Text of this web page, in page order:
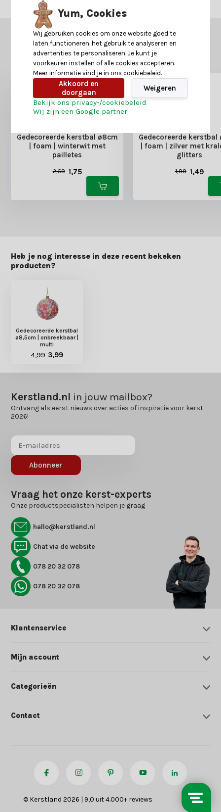
GERELATEERDE PRODUCTEN
Misschien is dit ook iets voor je?
Gedecoreerde kerstbal ø8cm
| foam | winterwit met
pailletes
2,59 1,75
Gedecoreerde kerstbal
| foam | zilver met
glitters
1,99 1,49
Heb je nog interesse in deze recent bekeken
producten?
Gedecoreerde kerstbal
ø8,5cm | onbreekbaar |
multi
4,99 3,99
Kerstland.nl in jouw mailbox?
Ontvang als eerst nieuws over acties of inspiratie voor kerst
2026!
Abonneer
Vraag het onze kerst-experts
Onze productspecialisten helpen je graag
hallo@kerstland.nl
Chat via de website
078 20 32 078
078 20 32 078
Klantenservice
Mijn account
Categorieën
Contact
© Kerstland 2026 | 9,0 uit 4.000+ reviews
Yum, Cookies
Wij gebruiken cookies om onze website goed te
laten functioneren, het gebruik te analyseren en
advertenties te personaliseren. Je kunt je
voorkeuren instellen of alle cookies accepteren.
Meer informatie vind je in ons cookiebeleid.
Akkoord en
doorgaan
Weigeren
Bekijk ons privacy-/cookiebeleid
Wij zijn een Google partner